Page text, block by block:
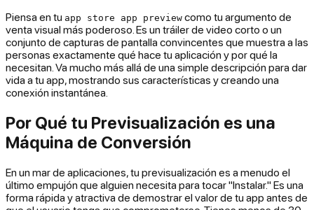
Piensa en tu app store app preview como tu argumento de
venta visual más poderoso. Es un tráiler de video corto o un
conjunto de capturas de pantalla convincentes que muestra a las
personas exactamente qué hace tu aplicación y por qué la
necesitan. Va mucho más allá de una simple descripción para dar
vida a tu app, mostrando sus características y creando una
conexión instantánea.
Por Qué tu Previsualización es una
Máquina de Conversión
En un mar de aplicaciones, tu previsualización es a menudo el
último empujón que alguien necesita para tocar "Instalar." Es una
forma rápida y atractiva de demostrar el valor de tu app antes de